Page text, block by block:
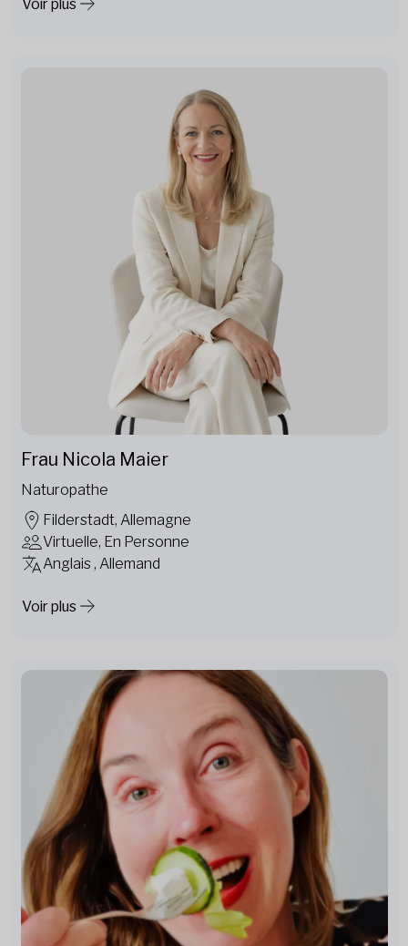
Voir plus
Frau Nicola Maier
Naturopathe
Filderstadt, Allemagne
Virtuelle, En Personne
Anglais , Allemand
Voir plus